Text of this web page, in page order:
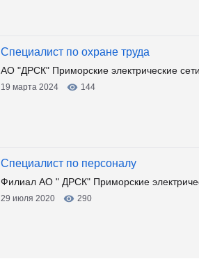
Специалист по охране труда
АО "ДРСК" Приморские электрические
19 марта 2024 144
Специалист по персоналу
Филиал АО " ДРСК" Приморские
29 июля 2020 290